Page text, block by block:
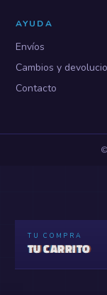
AYUDA
Envíos
Cambios y
Contacto
©
TU COMPRA
TU CARRITO